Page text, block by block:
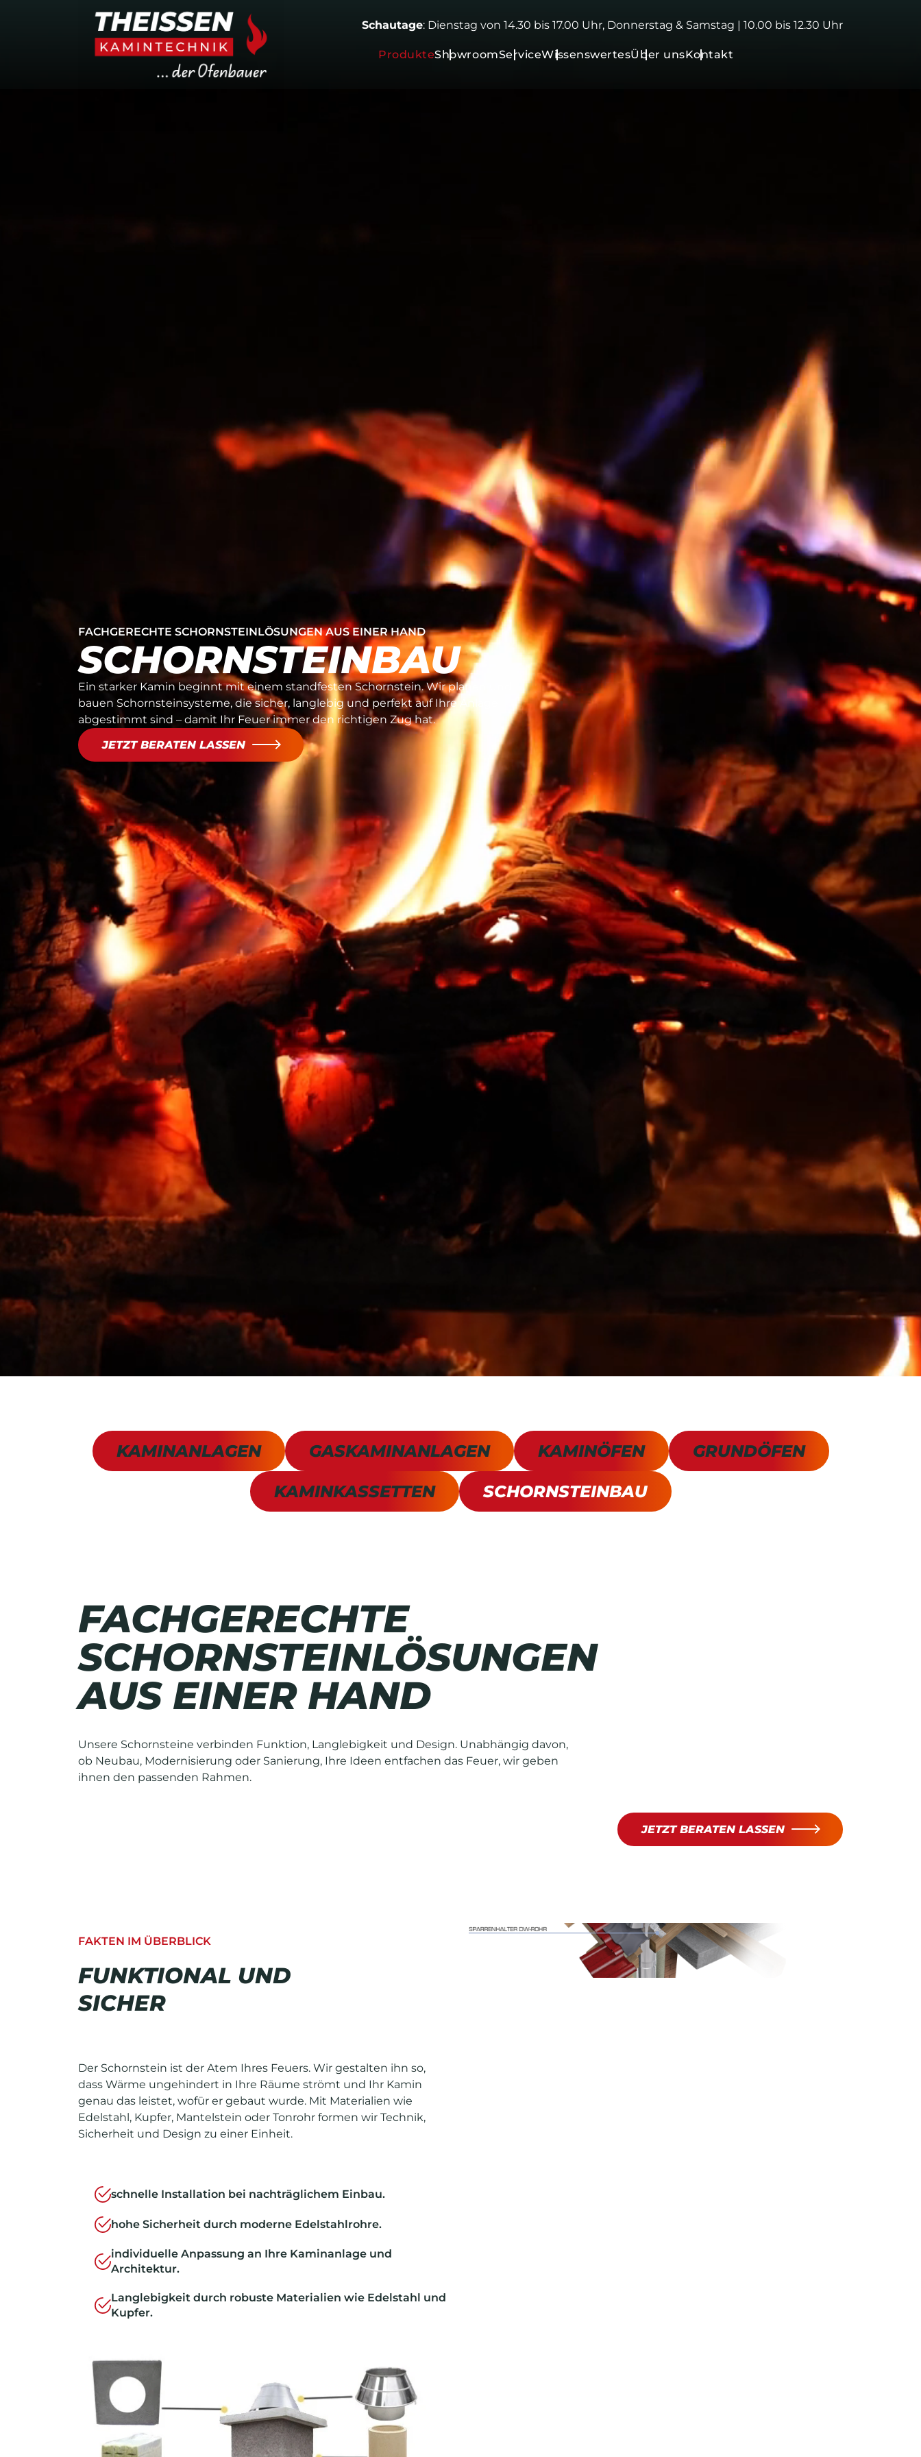
Schautage: Dienstag von 14.30 bis 17.00 Uhr, Donnerstag & Samstag | 10.00 bis 12.30 Uhr
ProdukteShowroomServiceWissenswertesÜber unsKontakt
FACHGERECHTE SCHORNSTEINLÖSUNGEN AUS EINER HAND
SCHORNSTEINBAU
Ein starker Kamin beginnt mit einem standfesten Schornstein. Wir planen und
bauen Schornsteinsysteme, die sicher, langlebig und perfekt auf Ihre Anlage
abgestimmt sind – damit Ihr Feuer immer den richtigen Zug hat.
JETZT BERATEN LASSEN
KAMINANLAGEN GASKAMINANLAGEN KAMINÖFEN GRUNDÖFEN
KAMINKASSETTEN SCHORNSTEINBAU
FACHGERECHTE
SCHORNSTEINLÖSUNGEN
AUS EINER HAND
Unsere Schornsteine verbinden Funktion, Langlebigkeit und Design. Unabhängig davon,
ob Neubau, Modernisierung oder Sanierung, Ihre Ideen entfachen das Feuer, wir geben
ihnen den passenden Rahmen.
JETZT BERATEN LASSEN
FAKTEN IM ÜBERBLICK
FUNKTIONAL UND
SICHER
Der Schornstein ist der Atem Ihres Feuers. Wir gestalten ihn so,
dass Wärme ungehindert in Ihre Räume strömt und Ihr Kamin
genau das leistet, wofür er gebaut wurde. Mit Materialien wie
Edelstahl, Kupfer, Mantelstein oder Tonrohr formen wir Technik,
Sicherheit und Design zu einer Einheit.
schnelle Installation bei nachträglichem Einbau.
hohe Sicherheit durch moderne Edelstahlrohre.
individuelle Anpassung an Ihre Kaminanlage und
Architektur.
Langlebigkeit durch robuste Materialien wie Edelstahl und
Kupfer.